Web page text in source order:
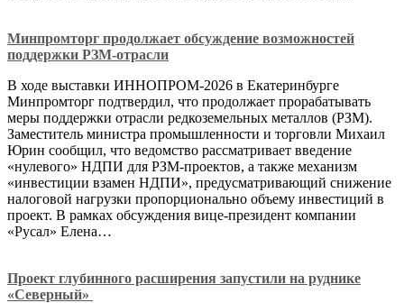
Минпромторг продолжает обсуждение возможностей
поддержки РЗМ-отрасли
В ходе выставки ИННОПРОМ-2026 в Екатеринбурге
Минпромторг подтвердил, что продолжает прорабатывать
меры поддержки отрасли редкоземельных металлов (РЗМ).
Заместитель министра промышленности и торговли Михаил
Юрин сообщил, что ведомство рассматривает введение
«нулевого» НДПИ для РЗМ-проектов, а также механизм
«инвестиции взамен НДПИ», предусматривающий снижение
налоговой нагрузки пропорционально объему инвестиций в
проект. В рамках обсуждения вице-президент компании
«Русал» Елена…
Проект глубинного расширения запустили на руднике
«Северный»